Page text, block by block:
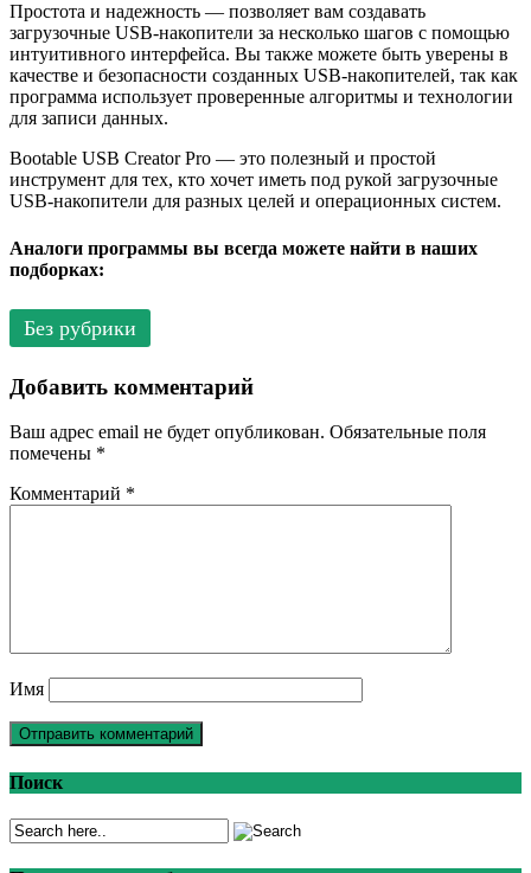
Простота и надежность — позволяет вам создавать
загрузочные USB-накопители за несколько шагов с помощью
интуитивного интерфейса. Вы также можете быть уверены в
качестве и безопасности созданных USB-накопителей, так как
программа использует проверенные алгоритмы и технологии
для записи данных.
Bootable USB Creator Pro — это полезный и простой
инструмент для тех, кто хочет иметь под рукой загрузочные
USB-накопители для разных целей и операционных систем.
Аналоги программы вы всегда можете найти в наших
подборках:
Без рубрики
Добавить комментарий
Ваш адрес email не будет опубликован. Обязательные поля
помечены *
Комментарий *
Имя
Поиск